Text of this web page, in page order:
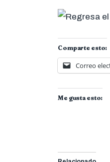
Comparte esto:
Correo
Me gusta esto: